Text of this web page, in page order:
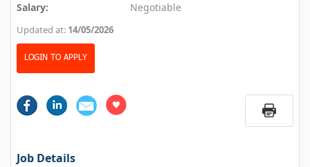
Salary:
Negotiable
Updated at: 14/05/2026
LOGIN TO APPLY
Job Details